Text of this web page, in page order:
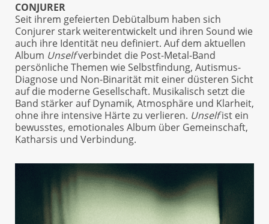
CONJURER
Seit ihrem gefeierten Debütalbum haben sich
Conjurer stark weiterentwickelt und ihren Sound wie
auch ihre Identität neu definiert. Auf dem aktuellen
Album Unselfverbindet die Post-Metal-Band
persönliche Themen wie Selbstfindung, Autismus-
Diagnose und Non-Binarität mit einer düsteren Sicht
auf die moderne Gesellschaft. Musikalisch setzt die
Band stärker auf Dynamik, Atmosphäre und Klarheit,
ohne ihre intensive Härte zu verlieren. Unselfist ein
bewusstes, emotionales Album über Gemeinschaft,
Katharsis und Verbindung.